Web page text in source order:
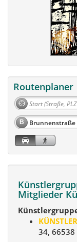
Routenplaner
B
Mitglieder
34,